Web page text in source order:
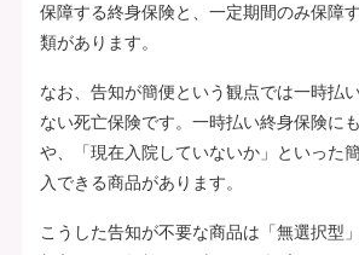
保障する終身保険と、一定期間のみ保障
類があります。
なお、告知が簡便という観点では一時払
ない死亡保険です。一時払い終身保険に
や、「現在入院していないか」といった
入できる商品があります。
こうした告知が不要な商品は「無選択型